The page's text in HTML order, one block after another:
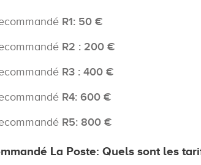
R1: 50 €
R2 : 200 €
R3 : 400 €
R4: 600 €
R5: 800 €
La Poste: Quels sont les